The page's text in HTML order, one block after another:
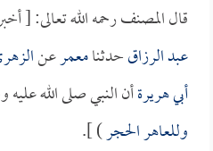
قال المصنف رحمه الله تعالى: [
عبد الرزاقحدثنامعمرعن
أبي هريرةأن النبي صلى الله
وللعاهر الحجر) ].